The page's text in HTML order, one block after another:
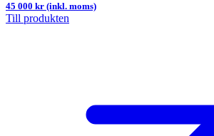
45 000 kr (inkl. moms)
Till produkten